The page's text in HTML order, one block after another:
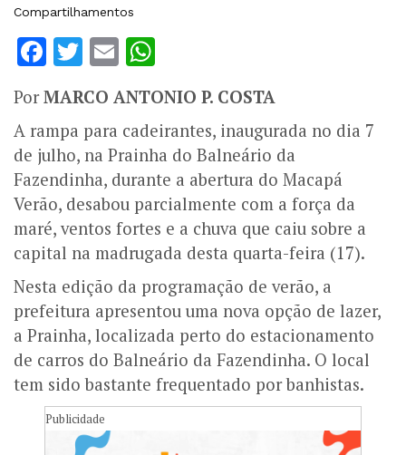
Compartilhamentos
Facebook
Twitter
Email
PorMARCO ANTONIO P. COSTA
A rampa para cadeirantes, inaugurada no dia 7
de julho, na Prainha do Balneário da
Fazendinha, durante a abertura do Macapá
Verão, desabou parcialmente com a força da
maré, ventos fortes e a chuva que caiu sobre a
capital na madrugada desta quarta-feira (17).
Nesta edição da programação de verão, a
prefeitura apresentou uma nova opção de lazer,
a Prainha, localizada perto do estacionamento
de carros do Balneário da Fazendinha. O local
tem sido bastante frequentado por banhistas.
Publicidade